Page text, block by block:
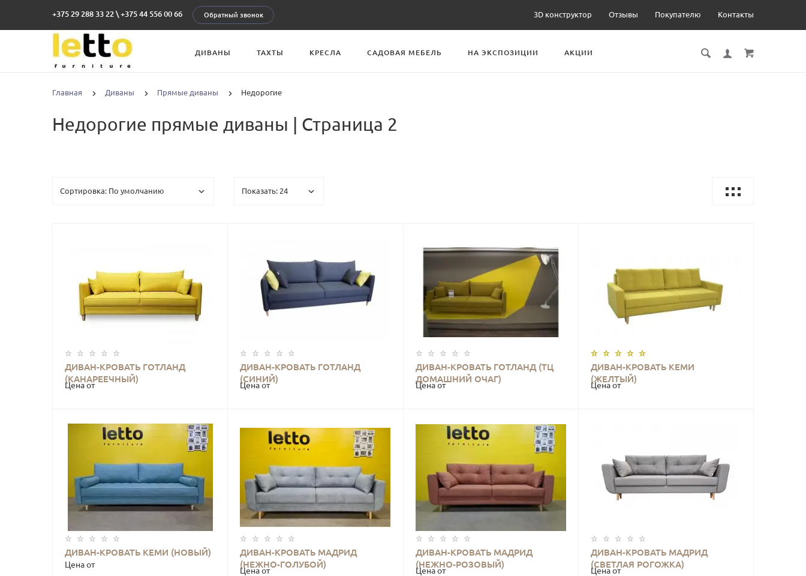
+375 29 288 33 22 \ +375 44 556 00 66 Обратный звонок 3D конструктор Отзывы Покупателю Контакты
ДИВАНЫ ТАХТЫ КРЕСЛА САДОВАЯ МЕБЕЛЬ НА ЭКСПОЗИЦИИ АКЦИИ
Главная Диваны Прямые диваны Недорогие
Недорогие прямые диваны | Страница 2
ДИВАН-КРОВАТЬ ГОТЛАНД
(КАНАРЕЕЧНЫЙ)
Цена от
КУПИТЬ
ДИВАН-КРОВАТЬ ГОТЛАНД
(СИНИЙ)
Цена от
КУПИТЬ
ДИВАН-КРОВАТЬ ГОТЛАНД (ТЦ
ДОМАШНИЙ ОЧАГ)
Цена от
КУПИТЬ
ДИВАН-КРОВАТЬ КЕМИ
(ЖЕЛТЫЙ)
Цена от
КУПИТЬ
ДИВАН-КРОВАТЬ КЕМИ (НОВЫЙ)
Цена от
КУПИТЬ
ДИВАН-КРОВАТЬ МАДРИД
(НЕЖНО-ГОЛУБОЙ)
Цена от
КУПИТЬ
ДИВАН-КРОВАТЬ МАДРИД
(НЕЖНО-РОЗОВЫЙ)
Цена от
КУПИТЬ
ДИВАН-КРОВАТЬ МАДРИД
(СВЕТЛАЯ РОГОЖКА)
Цена от
КУПИТЬ